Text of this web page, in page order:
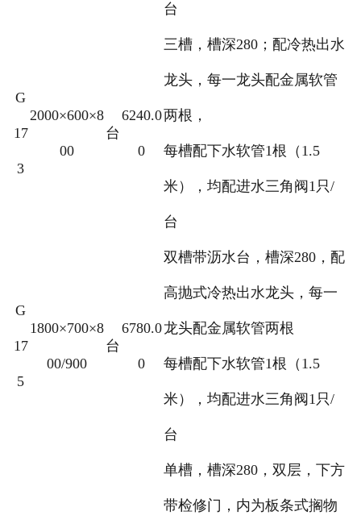
台
G
17
3
2000×600×8
00
台
6240.0
0
三槽，槽深280；配冷热出水
龙头，每一龙头配金属软管
两根，
每槽配下水软管1根（1.5
米），均配进水三角阀1只/
台
G
17
5
1800×700×8
00/900
台
6780.0
0
双槽带沥水台，槽深280，配
高抛式冷热出水龙头，每一
龙头配金属软管两根
每槽配下水软管1根（1.5
米），均配进水三角阀1只/
台
单槽，槽深280，双层，下方
带检修门，内为板条式搁物